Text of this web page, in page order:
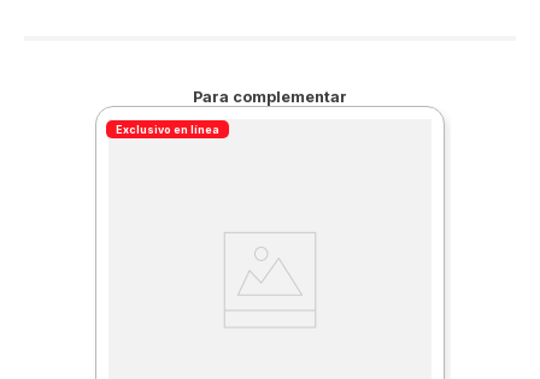
Para complementar
Exclusivo en línea